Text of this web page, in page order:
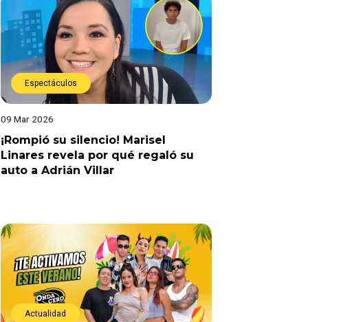
Espectáculos
09 Mar 2026
¡Rompió su silencio! Marisel
Linares revela por qué regaló su
auto a Adrián Villar
Actualidad